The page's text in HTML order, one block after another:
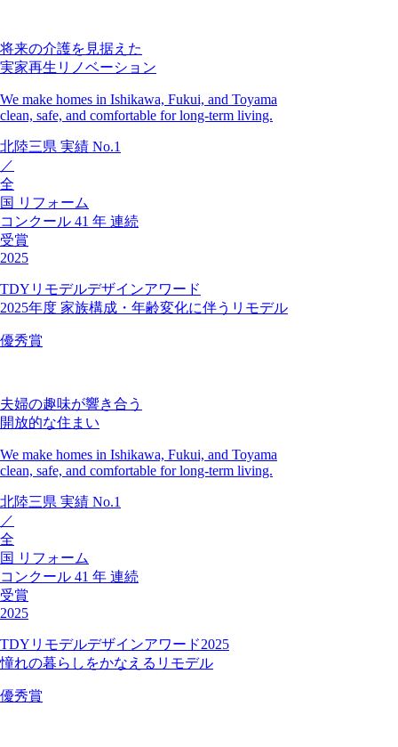
将来の介護を見据えた
実家再生リノベーション
We make homes in Ishikawa, Fukui, and Toyama
clean, safe, and comfortable for long-term living.
北陸三県 実績 No.1
／
全
国 リフォーム
コンクール 41 年 連続
受賞
2025
TDYリモデルデザインアワード
2025年度 家族構成・年齢変化に伴うリモデル
優秀賞
夫婦の趣味が響き合う
開放的な住まい
We make homes in Ishikawa, Fukui, and Toyama
clean, safe, and comfortable for long-term living.
北陸三県 実績 No.1
／
全
国 リフォーム
コンクール 41 年 連続
受賞
2025
TDYリモデルデザインアワード2025
憧れの暮らしをかなえるリモデル
優秀賞